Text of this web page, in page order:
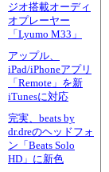
ジオ搭載オーディ
オプレーヤー
「Lyumo M33」
アップル、
iPad/iPhoneアプリ
「Remote」を新
iTunesに対応
完実、beats by
dr.dreのヘッドフォ
ン「Beats Solo
HD」に新色